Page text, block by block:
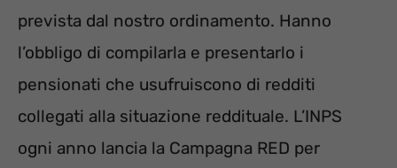
prevista dal nostro ordinamento. Hanno
l’obbligo di compilarla e presentarlo i
pensionati che usufruiscono di redditi
collegati alla situazione reddituale. L’INPS
ogni anno lancia la Campagna RED per